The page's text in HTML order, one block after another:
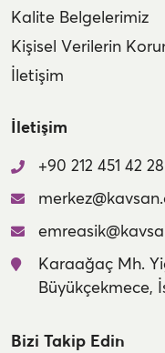
Kalite Belgelerimiz
Kişisel Verilerin
İletişim
İletişim
+90 212 451 42 28
Karaağaç Mh.
Büyükçekmece,
Bizi Takip Edin